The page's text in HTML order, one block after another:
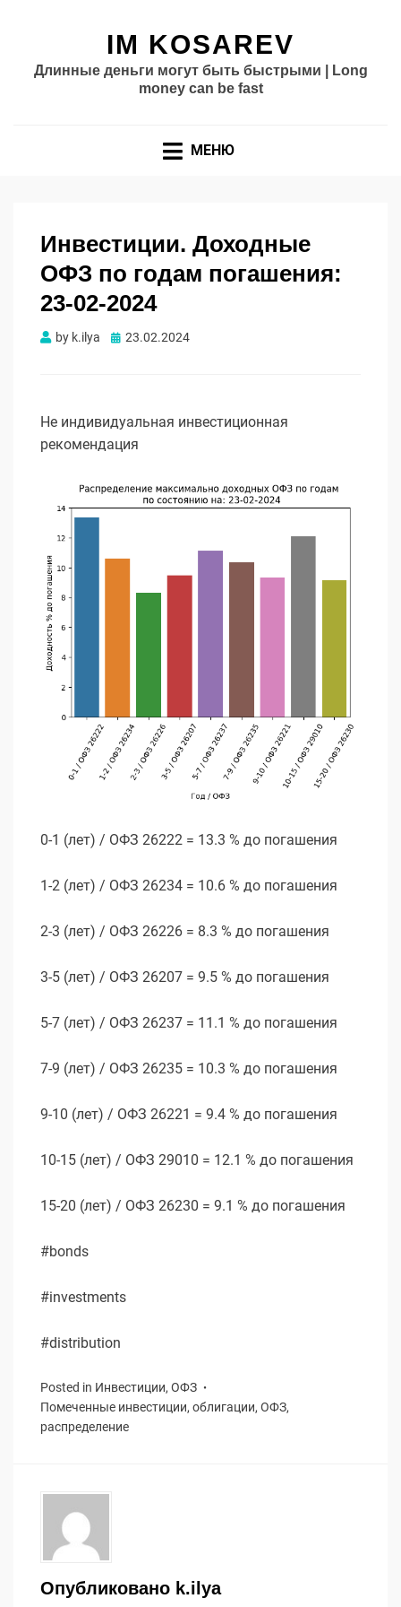
IM KOSAREV
Длинные деньги могут быть быстрыми | Long
money can be fast
МЕНЮ
Инвестиции. Доходные
ОФЗ по годам погашения:
23-02-2024
by k.ilya Опубликовано
23.02.2024
Не индивидуальная инвестиционная
рекомендация
0-1 (лет) / ОФЗ 26222 = 13.3 % до погашения
1-2 (лет) / ОФЗ 26234 = 10.6 % до погашения
2-3 (лет) / ОФЗ 26226 = 8.3 % до погашения
3-5 (лет) / ОФЗ 26207 = 9.5 % до погашения
5-7 (лет) / ОФЗ 26237 = 11.1 % до погашения
7-9 (лет) / ОФЗ 26235 = 10.3 % до погашения
9-10 (лет) / ОФЗ 26221 = 9.4 % до погашения
10-15 (лет) / ОФЗ 29010 = 12.1 % до погашения
15-20 (лет) / ОФЗ 26230 = 9.1 % до погашения
#bonds
#investments
#distribution
Posted in Инвестиции, ОФЗ
Помеченные инвестиции, облигации, ОФЗ,
распределение
Опубликовано k.ilya